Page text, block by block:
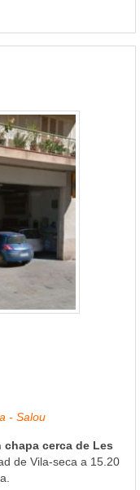
- Salou
cerca de Les
de Vila-seca a 15.20